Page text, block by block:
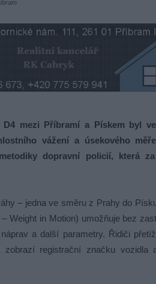
mezi Příbramí a Pískem byl
vážení a úsekového
dopravní policií, která
– jedna ve směru z Prahy do
Weight in Motion) umožňuje bez
a další parametry. Řidiči
zobrazí registrační značku vozidla